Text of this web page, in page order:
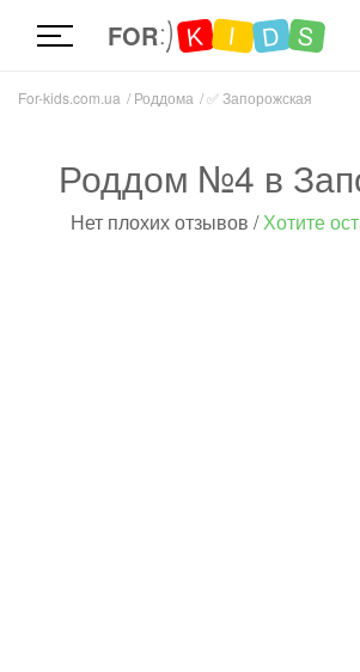
FOR K I D S
For-kids.com.ua Роддома ✅Запорожская
Роддом №4 в
Нет плохих отзывов /Хотите